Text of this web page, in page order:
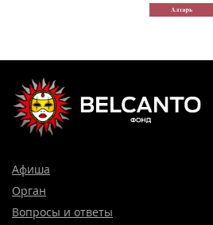
Афиша
Орган
Вопросы и ответы